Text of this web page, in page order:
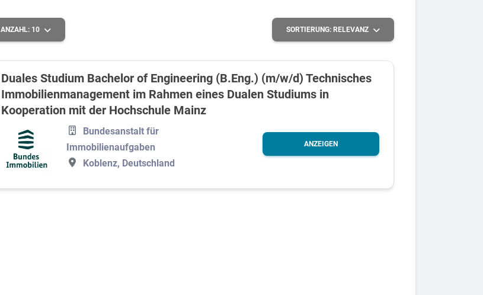
ANZAHL: 10 SORTIERUNG: RELEVANZ
Duales Studium Bachelor of Engineering (B.Eng.) (m/w/d) Technisches
Immobilienmanagement im Rahmen eines Dualen Studiums in
Kooperation mit der Hochschule Mainz
Bundesanstalt für
Immobilienaufgaben
Koblenz, Deutschland
ANZEIGEN